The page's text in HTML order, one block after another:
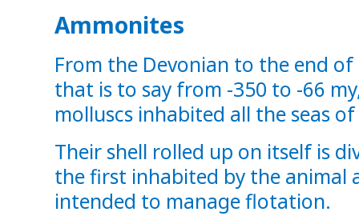
Ammonites
From the Devonian to the end of
that is to say from -350 to -66
molluscs inhabited all the seas
Their shell rolled up on itself is
the first inhabited by the animal
intended to manage flotation.